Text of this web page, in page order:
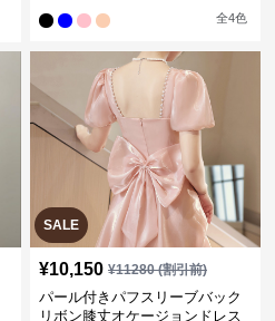
全4色
SALE
¥10,150 ¥11280(割引前)
パール付きパフスリーブバック
リボン膝丈オケージョンドレス